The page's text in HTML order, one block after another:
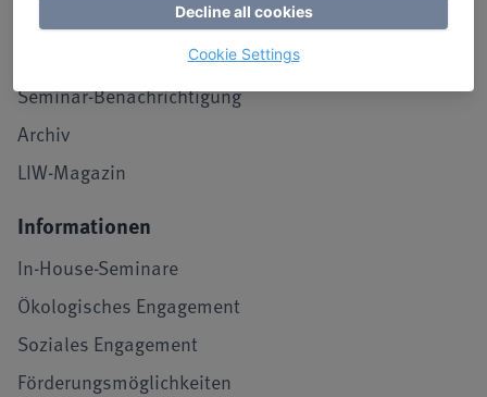
Stimmen von Teilnehmenden
Seminar-Benachrichtigung
Archiv
LIW-Magazin
Informationen
In-House-Seminare
Ökologisches Engagement
Soziales Engagement
Förderungsmöglichkeiten
Decline all cookies
Cookie Settings